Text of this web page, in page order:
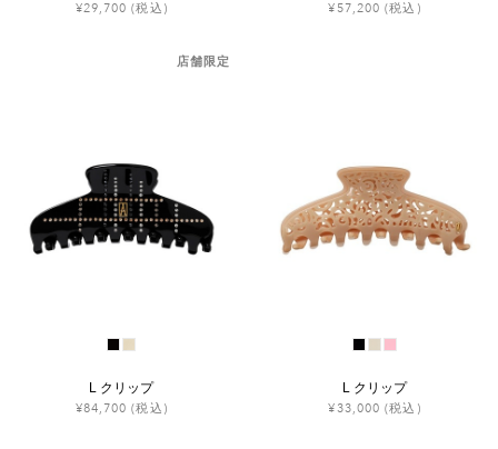
¥29,700 (税込) ¥57,200 (税込)
店舗限定
L クリップ
¥84,700 (税込)
L クリップ
¥33,000 (税込)